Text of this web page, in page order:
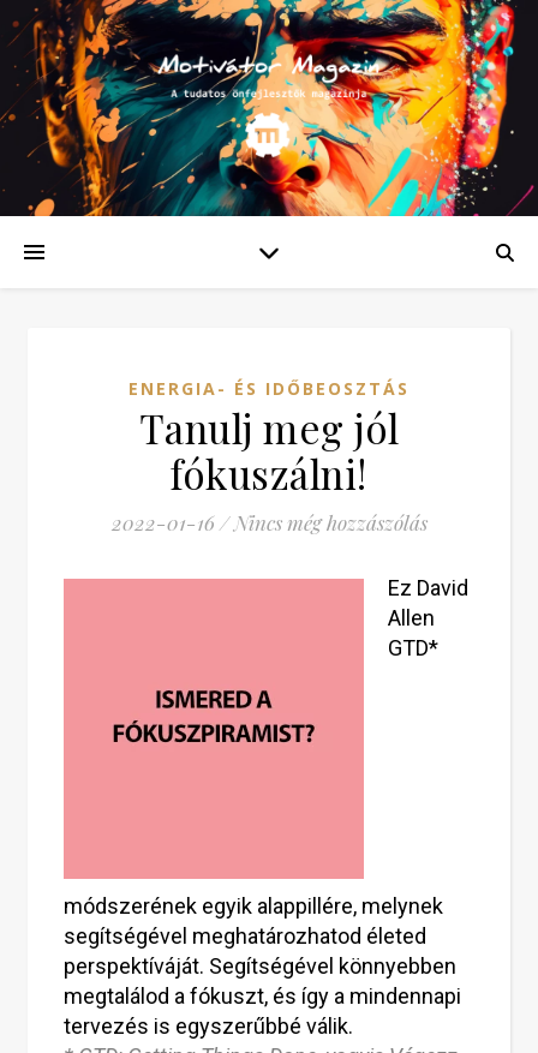
ENERGIA- ÉS IDŐBEOSZTÁS
Tanulj meg jól
fókuszálni!
2022-01-16 / Nincs még hozzászólás
Ez David
Allen
GTD*
módszerének egyik alappillére, melynek
segítségével meghatározhatod életed
perspektíváját. Segítségével könnyebben
megtalálod a fókuszt, és így a mindennapi
tervezés is egyszerűbbé válik.